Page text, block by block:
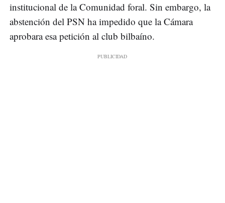
institucional de la Comunidad foral. Sin embargo, la
abstención del PSN ha impedido que la Cámara
aprobara esa petición al club bilbaíno.